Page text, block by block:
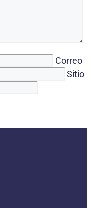
Correo
Sitio